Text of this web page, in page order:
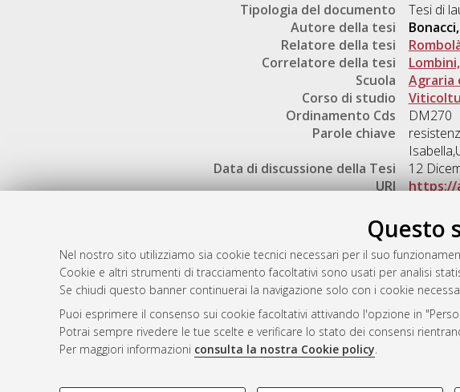
Questo
Nel nostro sito utilizziamo sia cookie tecnici necessari per il suo
Cookie e altri strumenti di tracciamento facoltativi sono usati per analisi
Se chiudi questo banner continuerai la navigazione solo con i cookie
Puoi esprimere il consenso sui cookie facoltativi attivando l'opzione in
Potrai sempre rivedere le tue scelte e verificare lo stato dei consensi
Per maggiori informazioni consulta la nostra Cookie policy.
Tipologia del documento
Tesi di
Autore della tesi
Relatore della tesi
Correlatore della tesi
Scuola
Agraria
Corso di studio
Ordinamento Cds
DM270
Parole chiave
Data di discussione della Tesi
12
URI
https://
Atom
Rss 1.0
Rss 2.0
AMS Laurea
Servizio implementato e
Impostazioni Cookie
Informativa sulla privacy
Condizioni d’uso del sito